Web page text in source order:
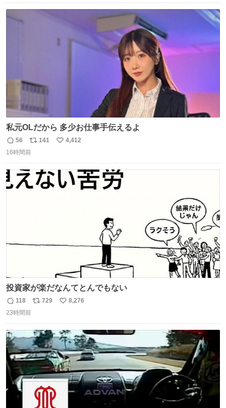
私元OLだから 多少お仕事手伝えるよ
返
信
56
リ
ポ
ト
数
141
い
数
4,412
16時間前
投資家が楽だなんてとんでもない
返
信
118
リ
ト
数
729
い
数
8,276
23時間前